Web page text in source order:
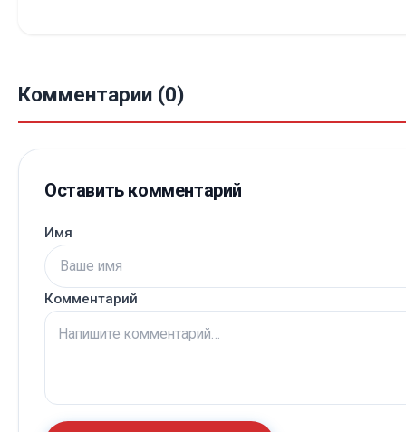
Комментарии (0)
Оставить комментарий
Имя
Комментарий